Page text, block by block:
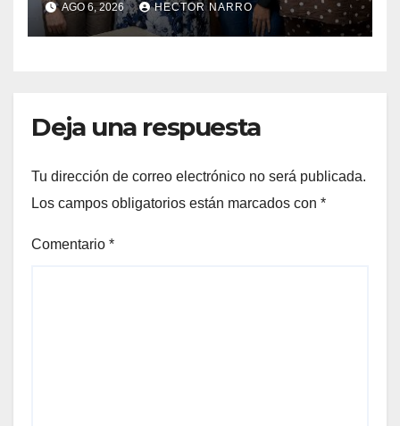
humanos y respeto laboral
en Los Cabos
AGO 6, 2026 HECTOR NARRO
Deja una respuesta
Tu dirección de correo electrónico no será publicada.
Los campos obligatorios están marcados con *
Comentario *